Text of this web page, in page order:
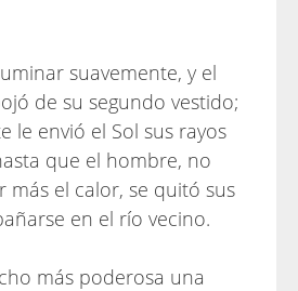
suavemente, y el
de su segundo vestido;
le envió el Sol sus rayos
que el hombre, no
más el calor, se quitó sus
en el río vecino.
más poderosa una